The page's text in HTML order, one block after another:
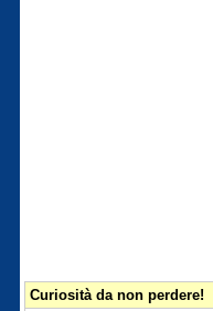
Curiosità da non perdere!